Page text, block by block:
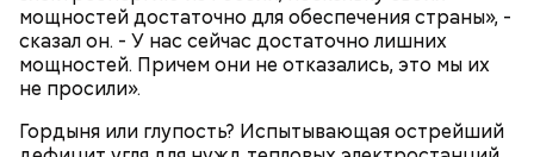
мощностей достаточно для обеспечения страны», -
сказал он. - У нас сейчас достаточно лишних
мощностей. Причем они не отказались, это мы их
не просили».
Гордыня или глупость? Испытывающая острейший